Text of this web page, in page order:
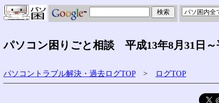
パソコン困りごと相談 平成13年8月31日～
パソコントラブル解決・過去ログTOP> ログTOP